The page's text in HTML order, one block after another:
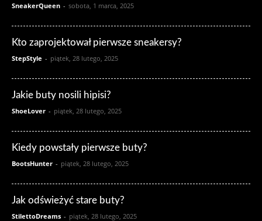
SneakerQueen - sobota, 1 marca, 2025
Kto zaprojektował pierwsze sneakersy?
StepStyle - piątek, 28 lutego, 2025
Jakie buty nosili hipisi?
ShoeLover - piątek, 28 lutego, 2025
Kiedy powstały pierwsze buty?
BootsHunter - piątek, 28 lutego, 2025
Jak odświeżyć stare buty?
StilettoDreams - piątek, 28 lutego, 2025